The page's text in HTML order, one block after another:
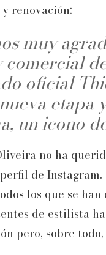
renovación:
muy
oficial
un icono
no ha
de
los que se
de estilista
pero, sobre